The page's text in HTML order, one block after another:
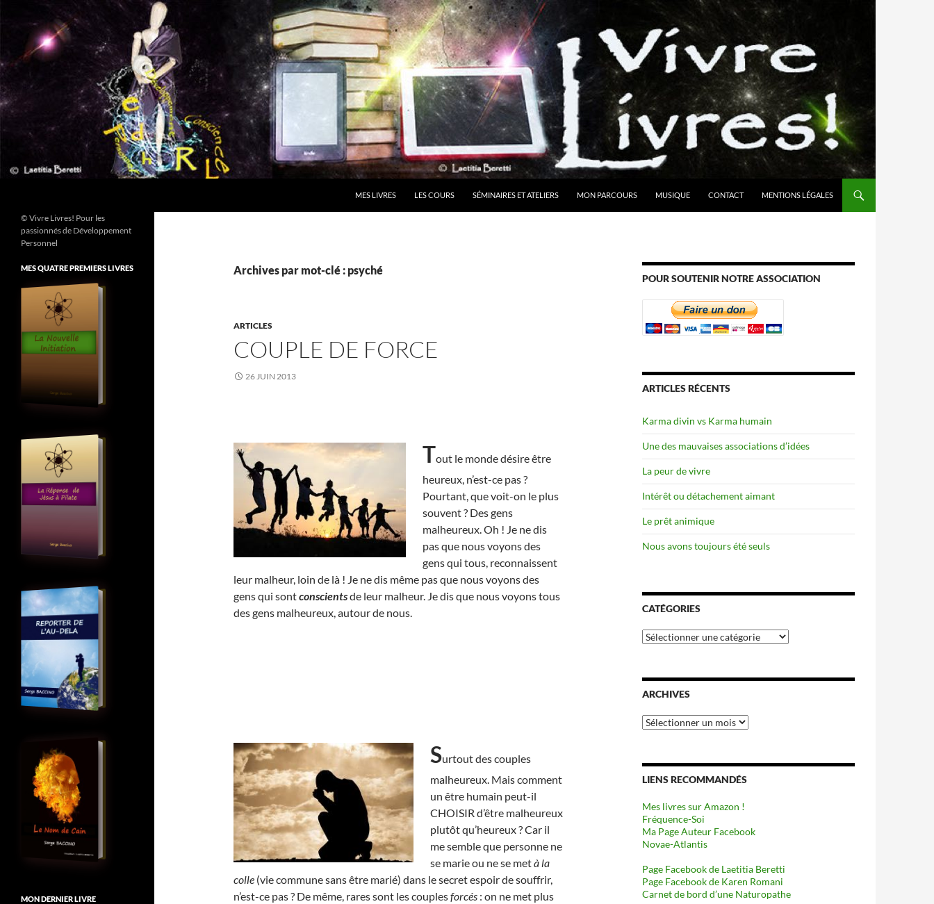
contenu
MES LIVRES LES COURS SÉMINAIRES ET ATELIERS MON PARCOURS MUSIQUE CONTACT MENTIONS LÉGALES
Archives par mot-clé : psyché
ARTICLES
COUPLE DE FORCE
26 JUIN 2013
Tout le monde désire être
heureux, n’est-ce pas ?
Pourtant, que voit-on le plus
souvent ? Des gens
malheureux. Oh ! Je ne dis
pas que nous voyons des
gens qui tous, reconnaissent
leur malheur, loin de là ! Je ne dis même pas que nous voyons des
gens qui sontconscientsde leur malheur. Je dis que nous voyons tous
des gens malheureux, autour de nous.
Surtout des couples
malheureux. Mais comment
un être humain peut-il
CHOISIR d’être malheureux
plutôt qu’heureux ? Car il
me semble que personne ne
se marie ou ne se metà la
colle (vie commune sans être marié) dans le secret espoir de souffrir,
n’est-ce pas ? De même, rares sont les couplesforcés : on ne met plus
POUR SOUTENIR NOTRE ASSOCIATION
ARTICLES RÉCENTS
Karma divin vs Karma humain
Une des mauvaises associations d’idées
La peur de vivre
Intérêt ou détachement aimant
Le prêt animique
Nous avons toujours été seuls
CATÉGORIES
Catégories
ARCHIVES
Archives
LIENS RECOMMANDÉS
Mes livres sur Amazon !
Fréquence-Soi
Ma Page Auteur Facebook
Novae-Atlantis
Page Facebook de Laetitia Beretti
Page Facebook de Karen Romani
Carnet de bord d’une Naturopathe
© Vivre Livres! Pour les
passionnés de Développement
Personnel
MES QUATRE PREMIERS LIVRES
MON DERNIER LIVRE